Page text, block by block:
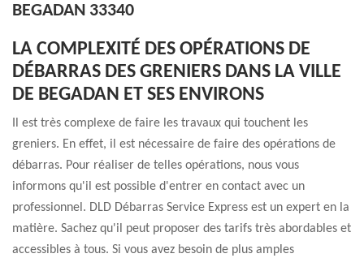
BEGADAN 33340
LA COMPLEXITÉ DES OPÉRATIONS DE
DÉBARRAS DES GRENIERS DANS LA VILLE
DE BEGADAN ET SES ENVIRONS
Il est très complexe de faire les travaux qui touchent les
greniers. En effet, il est nécessaire de faire des opérations de
débarras. Pour réaliser de telles opérations, nous vous
informons qu'il est possible d'entrer en contact avec un
professionnel. DLD Débarras Service Express est un expert en la
matière. Sachez qu'il peut proposer des tarifs très abordables et
accessibles à tous. Si vous avez besoin de plus amples